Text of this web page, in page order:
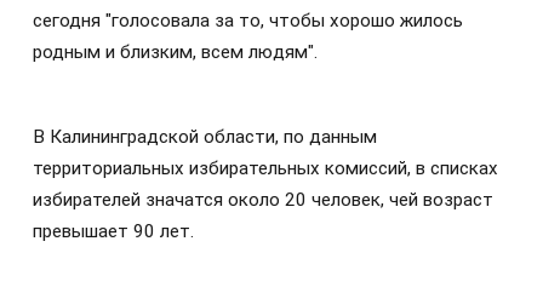
сегодня "голосовала за то, чтобы хорошо жилось
родным и близким, всем людям".
В Калининградской области, по данным
территориальных избирательных комиссий, в списках
избирателей значатся около 20 человек, чей возраст
превышает 90 лет.